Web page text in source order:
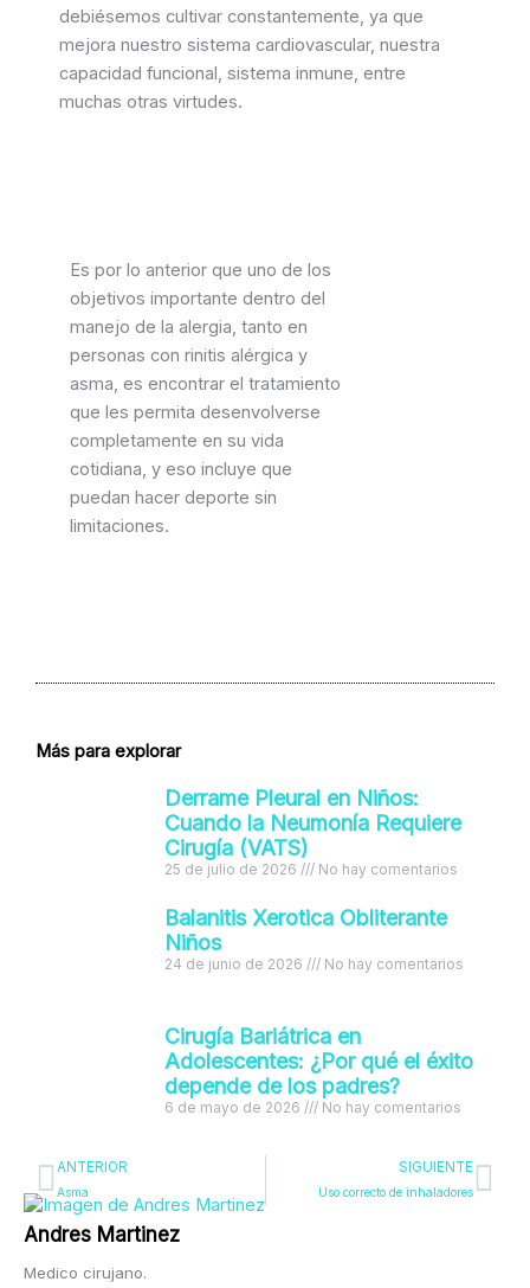
Andres Martinez
Medico cirujano.
debiésemos cultivar constantemente, ya que
mejora nuestro sistema cardiovascular, nuestra
capacidad funcional, sistema inmune, entre
muchas otras virtudes.
Es por lo anterior que uno de los
objetivos importante dentro del
manejo de la alergia, tanto en
personas con rinitis alérgica y
asma, es encontrar el tratamiento
que les permita desenvolverse
completamente en su vida
cotidiana, y eso incluye que
puedan hacer deporte sin
limitaciones.
Más para explorar
Derrame Pleural en Niños:
Cuando la Neumonía Requiere
Cirugía (VATS)
25 de julio de 2026 No hay comentarios
Balanitis Xerotica Obliterante
Niños
24 de junio de 2026 No hay comentarios
Cirugía Bariátrica en
Adolescentes: ¿Por qué el éxito
depende de los padres?
6 de mayo de 2026 No hay comentarios
Ant
ANTERIOR
Asma
SIGUIENTE
Uso correcto de inhaladores